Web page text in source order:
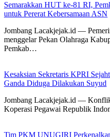
Semarakkan HUT ke-81 RI,
untuk Pererat Kebersamaan ASN
Jombang Lacakjejak.id —
menggelar Pekan Olahraga
Pemkab…
Kesaksian Sekretaris KPRI
Ganda Diduga Dilakukan Suyud
Jombang Lacakjejak.id —
Koperasi Pegawai Republik
Tim PKM UNUGIRI